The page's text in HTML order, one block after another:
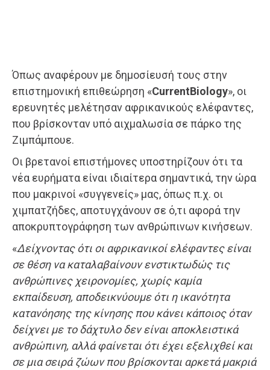
Όπως αναφέρουν με δημοσίευσή τους στην
επιστημονική επιθεώρηση «CurrentBiology», οι
ερευνητές μελέτησαν αφρικανικούς ελέφαντες,
που βρίσκονταν υπό αιχμαλωσία σε πάρκο της
Ζιμπάμπουε.
Οι βρετανοί επιστήμονες υποστηρίζουν ότι τα
νέα ευρήματα είναι ιδιαίτερα σημαντικά, την ώρα
που μακρινοί «συγγενείς» μας, όπως π.χ. οι
χιμπατζήδες, αποτυγχάνουν σε ό,τι αφορά την
αποκρυπτογράφηση των ανθρώπινων κινήσεων.
«Δείχνοντας ότι οι αφρικανικοί ελέφαντες είναι
σε θέση να καταλαβαίνουν ενστικτωδώς τις
ανθρώπινες χειρονομίες, χωρίς καμία
εκπαίδευση, αποδεικνύουμε ότι η ικανότητα
κατανόησης της κίνησης που κάνει κάποιος όταν
δείχνει με το δάχτυλο δεν είναι αποκλειστικά
ανθρώπινη, αλλά φαίνεται ότι έχει εξελιχθεί και
σε μια σειρά ζώων που βρίσκονται αρκετά μακριά